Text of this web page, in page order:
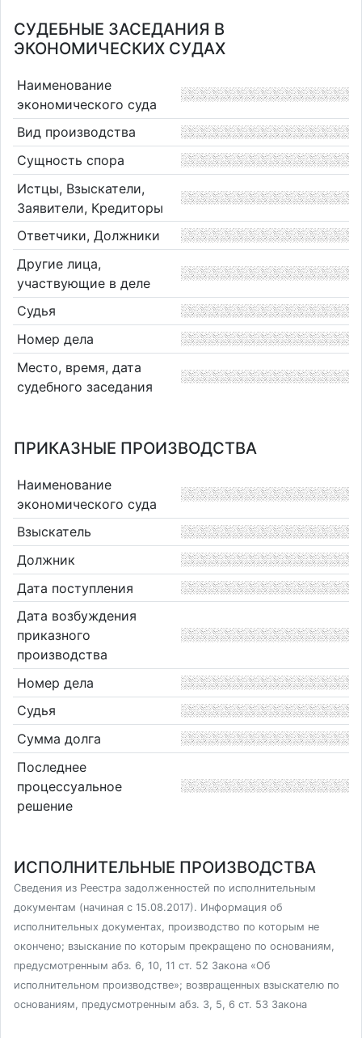
СУДЕБНЫЕ ЗАСЕДАНИЯ В
ЭКОНОМИЧЕСКИХ СУДАХ
Наименование
экономического суда
Вид производства
Сущность спора
Истцы, Взыскатели,
Заявители, Кредиторы
Ответчики, Должники
Другие лица,
участвующие в деле
Судья
Номер дела
Место, время, дата
судебного заседания
ПРИКАЗНЫЕ ПРОИЗВОДСТВА
Наименование
экономического суда
Взыскатель
Должник
Дата поступления
Дата возбуждения
приказного
производства
Номер дела
Судья
Сумма долга
Последнее
процессуальное
решение
ИСПОЛНИТЕЛЬНЫЕ ПРОИЗВОДСТВА
Сведения из Реестра задолженностей по исполнительным
документам (начиная с 15.08.2017). Информация об
исполнительных документах, производство по которым не
окончено; взыскание по которым прекращено по основаниям,
предусмотренным абз. 6, 10, 11 ст. 52 Закона «Об
исполнительном производстве»; возвращенных взыскателю по
основаниям, предусмотренным абз. 3, 5, 6 ст. 53 Закона